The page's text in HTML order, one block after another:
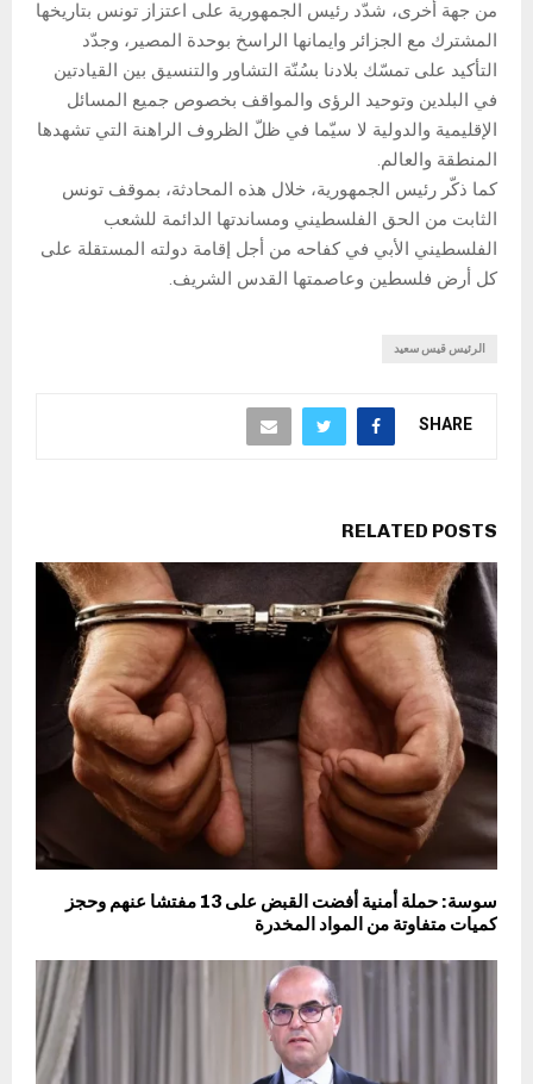
من جهة أخرى، شدّد رئيس الجمهورية على اعتزاز تونس بتاريخها
المشترك مع الجزائر وايمانها الراسخ بوحدة المصير، وجدّد
التأكيد على تمسّك بلادنا بسُنّة التشاور والتنسيق بين القيادتين
في البلدين وتوحيد الرؤى والمواقف بخصوص جميع المسائل
الإقليمية والدولية لا سيّما في ظلّ الظروف الراهنة التي تشهدها
المنطقة والعالم.
كما ذكّر رئيس الجمهورية، خلال هذه المحادثة، بموقف تونس
الثابت من الحق الفلسطيني ومساندتها الدائمة للشعب
الفلسطيني الأبي في كفاحه من أجل إقامة دولته المستقلة على
كل أرض فلسطين وعاصمتها القدس الشريف.
الرئيس قيس سعيد
SHARE
RELATED POSTS
سوسة: حملة أمنية أفضت القبض على 13 مفتشا عنهم وحجز
كميات متفاوتة من المواد المخدرة